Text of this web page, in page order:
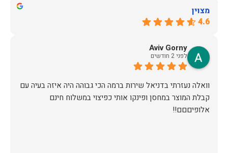
מצוין
4.6
Aviv Gorny
לפני 2 חודשים
וואלה נעזרתי בדניאל שירות ברמה הכי גבוהה היה איזה בעיה עם
קבלת המוצר במחסן ופינקו אותי כפיצוי במשלוח חינם
אלופיםםם!!